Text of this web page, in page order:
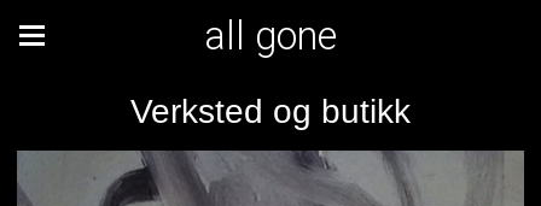
all gone
Verksted og butikk